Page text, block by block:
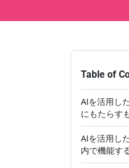
Table of
AIを活用し
にもたらす
AIを活用し
内で機能す